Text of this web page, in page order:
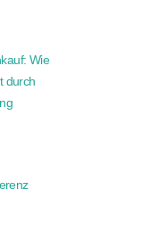
Wie
durch